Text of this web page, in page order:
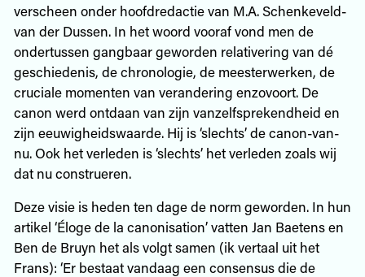
verscheen onder hoofdredactie van M.A. Schenkeveld-
van der Dussen. In het woord vooraf vond men de
ondertussen gangbaar geworden relativering van dé
geschiedenis, de chronologie, de meesterwerken, de
cruciale momenten van verandering enzovoort. De
canon werd ontdaan van zijn vanzelfsprekendheid en
zijn eeuwigheidswaarde. Hij is ‘slechts’ de canon-van-
nu. Ook het verleden is ‘slechts’ het verleden zoals wij
dat nu construeren.
Deze visie is heden ten dage de norm geworden. In hun
artikel ‘Éloge de la canonisation’ vatten Jan Baetens en
Ben de Bruyn het als volgt samen (ik vertaal uit het
Frans): ‘Er bestaat vandaag een consensus die de